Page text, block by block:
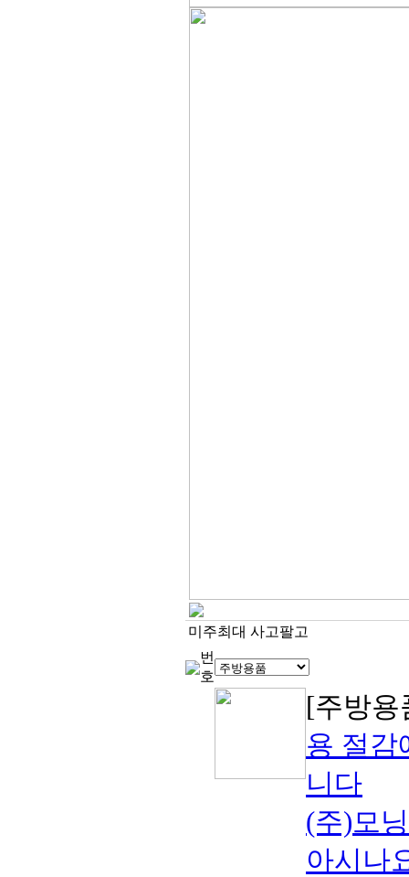
미주최대 사고팔고
번
호
[주방
용 절감
니다
(주)모
아시나